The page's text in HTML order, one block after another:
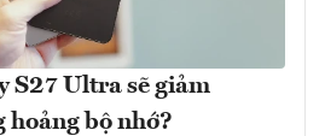
S27 Ultra sẽ giảm
hoảng bộ nhớ?